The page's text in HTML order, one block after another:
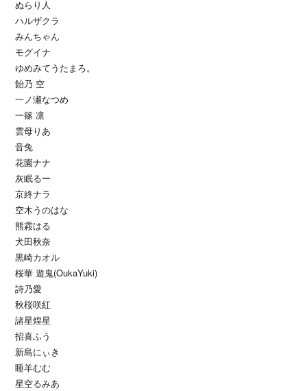
ぬらり人
ハルザクラ
みんちゃん
モグイナ
ゆめみてうたまろ。
飴乃 空
一ノ瀬なつめ
一篠 凛
雲母りあ
音兔
花園ナナ
灰眠るー
京終ナラ
空木うのはな
熊霚はる
犬田秋奈
黒崎カオル
桜華 遊鬼(OukaYuki)
詩乃愛
秋桜咲紅
諸星煌星
招喜ふう
新島にぃき
睡羊むむ
星空るみあ